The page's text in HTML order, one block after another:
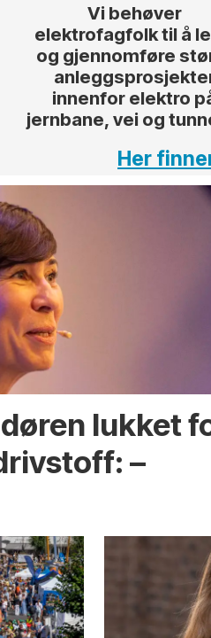
Vi behøver
elektrofagfolk til å
og gjennomføre
innenfor elektro
jernbane, vei og
Her
lukket
–